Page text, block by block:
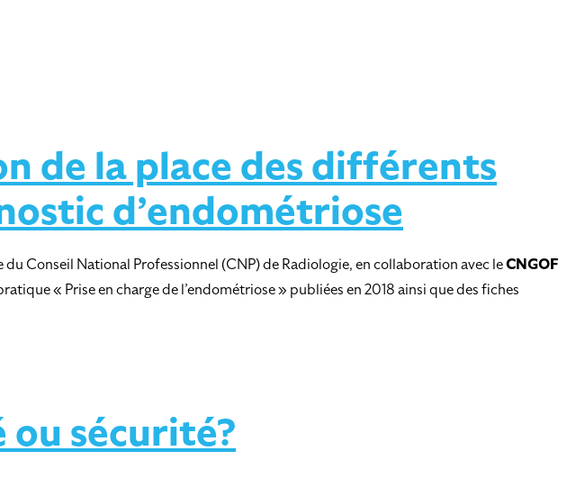
de la place des différents
d’endométriose
du Conseil National Professionnel (CNP) de Radiologie, en collaboration avec leCNGOF
« Prise en charge de l’endométriose » publiées en 2018 ainsi que des fiches
sécurité?